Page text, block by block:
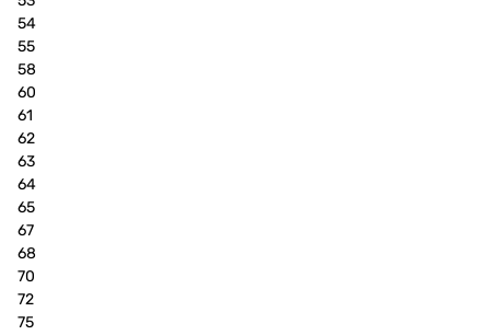
54
55
58
60
61
62
63
64
65
67
68
70
72
75